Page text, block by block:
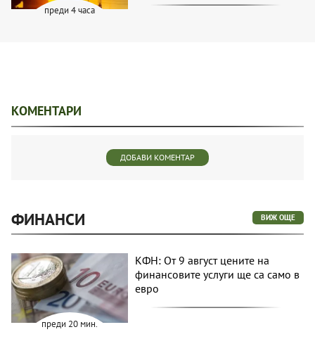
преди 4 часа
КОМЕНТАРИ
ДОБАВИ КОМЕНТАР
ФИНАНСИ ВИЖ ОЩЕ
преди 20 мин.
КФН: От 9 август цените на
финансовите услуги ще са само в
евро